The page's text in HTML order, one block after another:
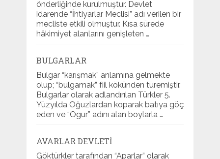
önderliğinde kurulmuştur. Devlet
idarende “İhtiyarlar Meclisi” adı verilen bir
mecliste etkili olmuştur. Kısa sürede
hâkimiyet alanlarını genişleten …
BULGARLAR
Bulgar “karışmak” anlamına gelmekte
olup; “bulgamak” fiil kökünden türemiştir.
Bulgarlar olarak adlandırılan Türkler 5.
Yüzyılda Oğuzlardan koparak batıya göç
eden ve “Ogur” adını alan boylarla …
AVARLAR DEVLETI
Göktürkler tarafından “Aparlar” olarak